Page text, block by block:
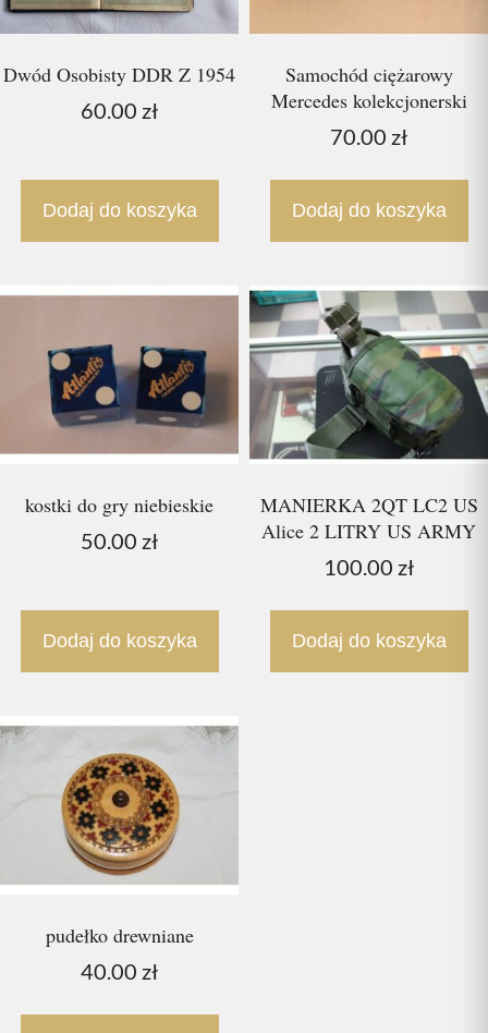
Dwód Osobisty DDR Z 1954
60.00 zł
Dodaj do koszyka
Samochód ciężarowy
Mercedes kolekcjonerski
70.00 zł
Dodaj do koszyka
kostki do gry niebieskie
50.00 zł
Dodaj do koszyka
MANIERKA 2QT LC2 US
Alice 2 LITRY US ARMY
100.00 zł
Dodaj do koszyka
pudełko drewniane
40.00 zł